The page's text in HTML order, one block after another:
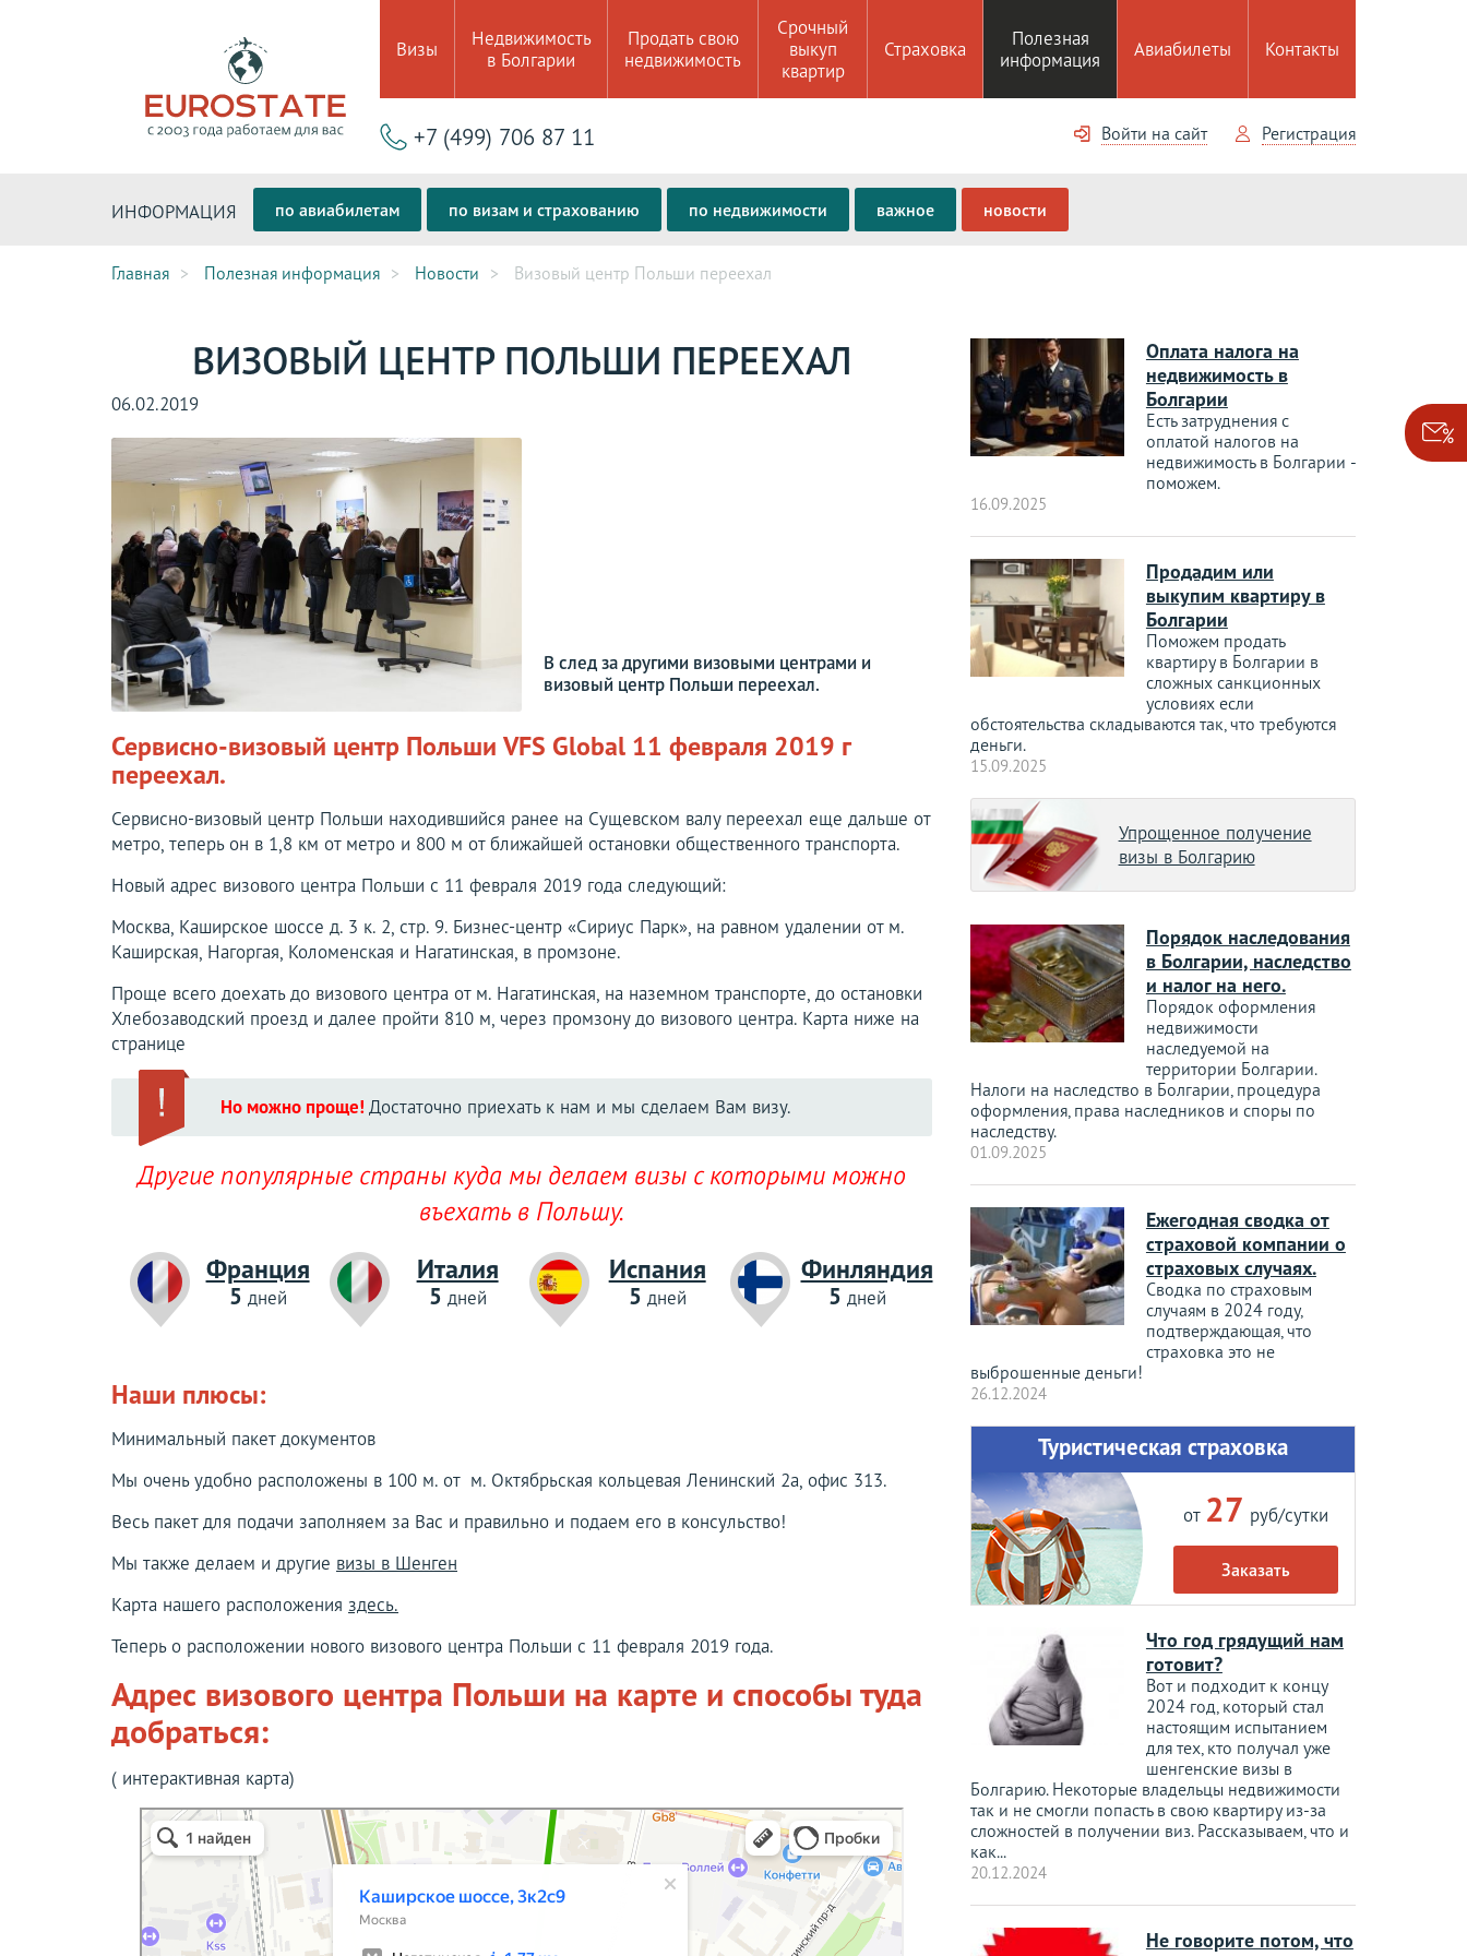
Визы
Недвижимость
в Болгарии
Продать свою
недвижимость
Срочный
выкуп
квартир
Страховка
Полезная
информация
Авиабилеты Контакты
Войти на сайт Регистрация
+7 (499) 706 87 11
ИНФОРМАЦИЯ по авиабилетам по визам и страхованию по недвижимости важное новости
Главная Полезная информация Новости Визовый центр Польши переехал
ВИЗОВЫЙ ЦЕНТР ПОЛЬШИ ПЕРЕЕХАЛ
06.02.2019
В след за другими визовыми центрами и
визовый центр Польши переехал.
Сервисно-визовый центр Польши VFS Global 11 февраля 2019 г
переехал.
Сервисно-визовый центр Польши находившийся ранее на Сущевском валу переехал еще дальше от
метро, теперь он в 1,8 км от метро и 800 м от ближайшей остановки общественного транспорта.
Новый адрес визового центра Польши с 11 февраля 2019 года следующий:
Москва, Каширское шоссе д. 3 к. 2, стр. 9. Бизнес-центр «Сириус Парк», на равном удалении от м.
Каширская, Нагоргая, Коломенская и Нагатинская, в промзоне.
Проще всего доехать до визового центра от м. Нагатинская, на наземном транспорте, до остановки
Хлебозаводский проезд и далее пройти 810 м, через промзону до визового центра. Карта ниже на
странице
Но можно проще! Достаточно приехать к нам и мы сделаем Вам визу.
Другие популярные страны куда мы делаем визы с которыми можно
въехать в Польшу.
Франция
5 дней
Италия
5 дней
Испания
5 дней
Финляндия
5 дней
Наши плюсы:
Минимальный пакет документов
Мы очень удобно расположены в 100 м. от м. Октябрьская кольцевая Ленинский 2а, офис 313.
Весь пакет для подачи заполняем за Вас и правильно и подаем его в консульство!
Мы также делаем и другие визы в Шенген
Карта нашего расположения здесь.
Теперь о расположении нового визового центра Польши с 11 февраля 2019 года.
Адрес визового центра Польши на карте и способы туда
добраться:
( интерактивная карта)
Оплата налога на
недвижимость в
Болгарии
Есть затруднения с
оплатой налогов на
недвижимость в Болгарии -
поможем.
16.09.2025
Продадим или
выкупим квартиру в
Болгарии
Поможем продать
квартиру в Болгарии в
сложных санкционных
условиях если
обстоятельства складываются так, что требуются
деньги.
15.09.2025
Упрощенное получение
визы в Болгарию
Порядок наследования
в Болгарии, наследство
и налог на него.
Порядок оформления
недвижимости
наследуемой на
территории Болгарии.
Налоги на наследство в Болгарии, процедура
оформления, права наследников и споры по
наследству.
01.09.2025
Ежегодная сводка от
страховой компании о
страховых случаях.
Сводка по страховым
случаям в 2024 году,
подтверждающая, что
страховка это не
выброшенные деньги!
26.12.2024
Туристическая страховка
от 27 руб/сутки
Заказать
Что год грядущий нам
готовит?
Вот и подходит к концу
2024 год, который стал
настоящим испытанием
для тех, кто получал уже
шенгенские визы в
Болгарию. Некоторые владельцы недвижимости
так и не смогли попасть в свою квартиру из-за
сложностей в получении виз. Рассказываем, что и
как...
20.12.2024
Не говорите потом, что